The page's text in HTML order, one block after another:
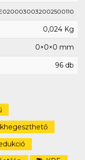
0,024 Kg
0×0×0 mm
96 db